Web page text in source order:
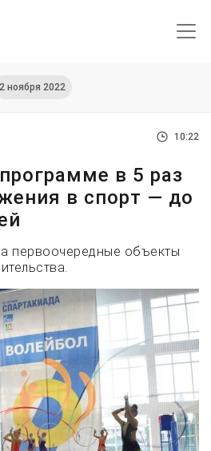
2 ноября 2022
10:22
в 5 раз
в спорт — до
первоочередные объекты